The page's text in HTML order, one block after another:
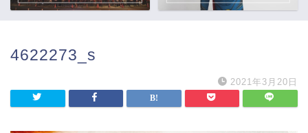
4622273_s
2021年3月20日